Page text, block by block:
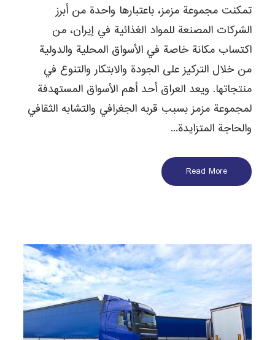
تمكنت مجموعة مزمز، باعتبارها واحدة من أبرز
الشركات المصنعة للمواد الغذائية في إيران، من
اكتساب مكانة خاصة في الأسواق المحلية والدولية
من خلال التركيز على الجودة والابتكار والتنوع في
منتجاتها. ويعد العراق أحد أهم الأسواق المستهدفة
لمجموعة مزمز بسبب قربه الجغرافي والتشابه الثقافي
والحاجة المتزايدة...
Read More